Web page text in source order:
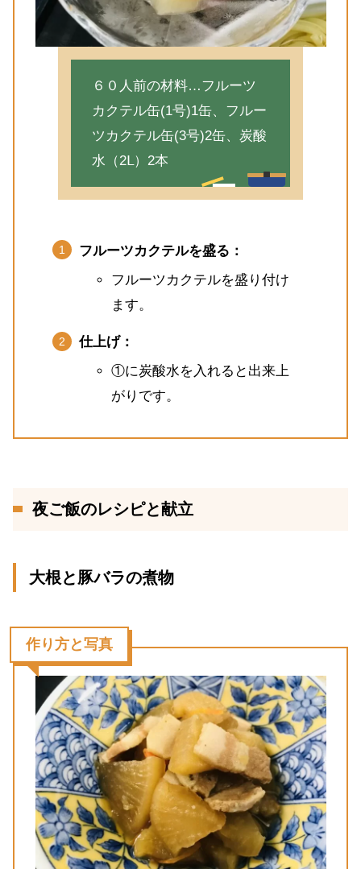
６０人前の材料…フルーツ
カクテル缶(1号)1缶、フルー
ツカクテル缶(3号)2缶、炭酸
水（2Ⅼ）2本
フルーツカクテルを盛る：
フルーツカクテルを盛り付け
ます。
仕上げ：
①に炭酸水を入れると出来上
がりです。
夜ご飯のレシピと献立
大根と豚バラの煮物
作り方と写真